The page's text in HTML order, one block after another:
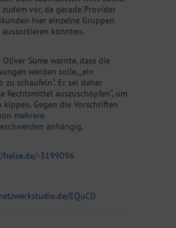
vor, da gerade Provider
hier einzelne Gruppen
könnten.
Oliver Süme warnte, dass die
werden solle, „ein
zu schaufeln“. Er sei daher
Rechtsmittel auszuschöpfen“, um
kippen. Gegen die Vorschriften
mehrere
anhängig.
heise.de/-3199096
EQuCD